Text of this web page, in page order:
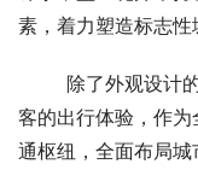
素，着力塑造标志性
除了外观设计
客的出行体验，作
通枢纽，全面布局